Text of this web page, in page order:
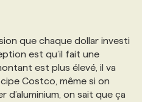
que chaque dollar investi
est qu’il fait une
est plus élevé, il va
Costco, même si on
on sait que ça